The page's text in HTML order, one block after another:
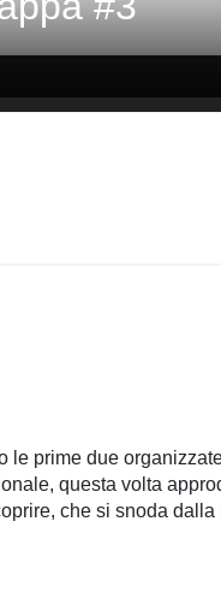
le prime due
questa volta
che si snoda dalla